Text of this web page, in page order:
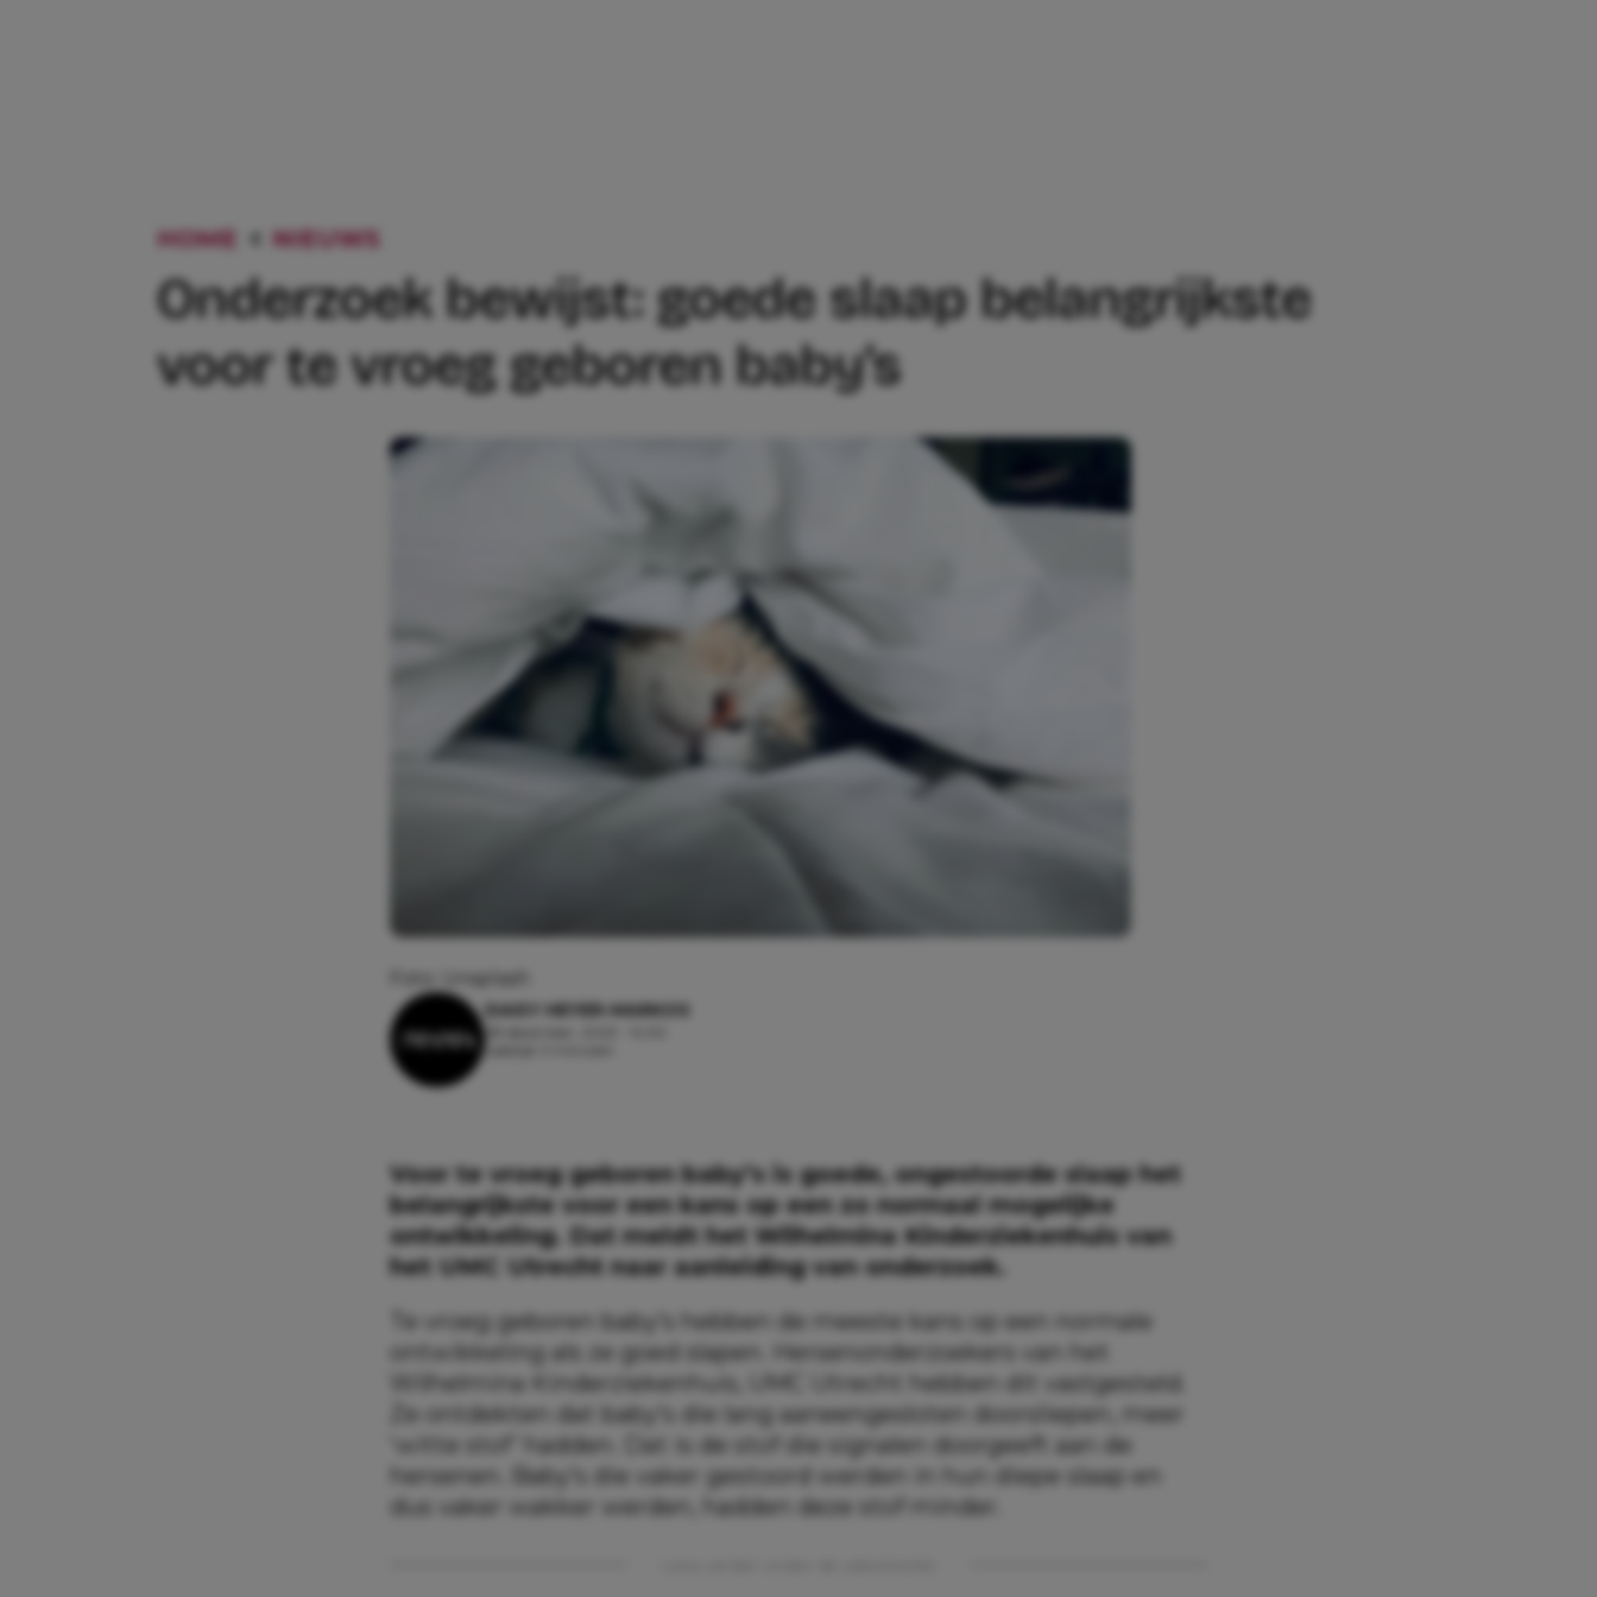
HOME NIEUWS
Onderzoek bewijst: goede slaap belangrijkste
voor te vroeg geboren baby’s
DAISY HEYER-MARKOS
Voor te vroeg geboren baby’s is goede, ongestoorde slaap het
belangrijkste voor een kans op een zo normaal mogelijke
ontwikkeling. Dat meldt het Wilhelmina Kinderziekenhuis van
het UMC Utrecht naar aanleiding van onderzoek.
Te vroeg geboren baby’s hebben de meeste kans op een normale
ontwikkeling als ze goed slapen. Hersenonderzoekers van het
Wilhelmina Kinderziekenhuis, UMC Utrecht hebben dit vastgesteld.
Ze ontdekten dat baby’s die lang aaneengesloten doorsliepen, meer
‘witte stof’ hadden. Dat is de stof die signalen doorgeeft aan de
hersenen. Baby’s die vaker gestoord werden in hun diepe slaap en
dus vaker wakker werden, hadden deze stof minder.